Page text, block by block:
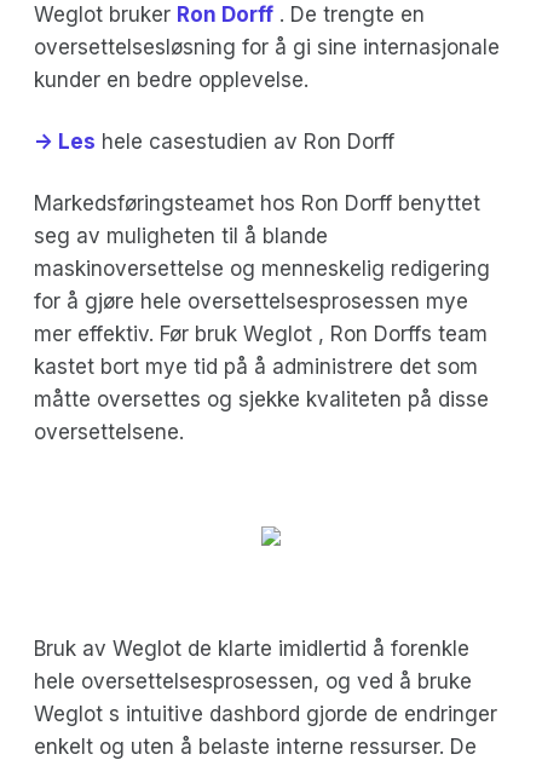
Weglot bruker Ron Dorff . De trengte en
oversettelsesløsning for å gi sine internasjonale
kunder en bedre opplevelse.
-> Les hele casestudien av Ron Dorff
Markedsføringsteamet hos Ron Dorff benyttet
seg av muligheten til å blande
maskinoversettelse og menneskelig redigering
for å gjøre hele oversettelsesprosessen mye
mer effektiv. Før bruk Weglot , Ron Dorffs team
kastet bort mye tid på å administrere det som
måtte oversettes og sjekke kvaliteten på disse
oversettelsene.
Bruk av Weglot de klarte imidlertid å forenkle
hele oversettelsesprosessen, og ved å bruke
Weglot s intuitive dashbord gjorde de endringer
enkelt og uten å belaste interne ressurser. De